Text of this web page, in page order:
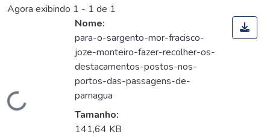
Agora exibindo 1 - 1 de 1
Carregando...
Nome:
para-o-sargento-mor-fracisco-
joze-monteiro-fazer-recolher-os-
destacamentos-postos-nos-
portos-das-passagens-de-
parnagua
Tamanho:
141,64 KB